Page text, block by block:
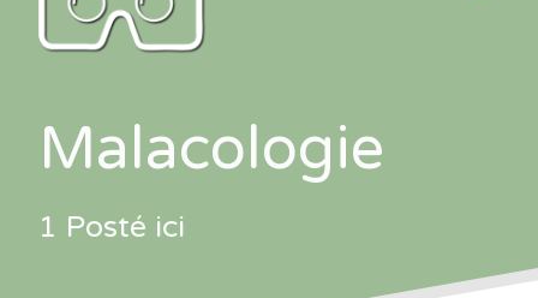
Malacologie
1 Posté ici